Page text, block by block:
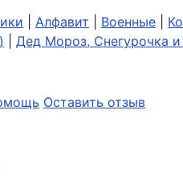
Алфавит Военные
Дед Мороз, Снегурочка
Оставить отзыв